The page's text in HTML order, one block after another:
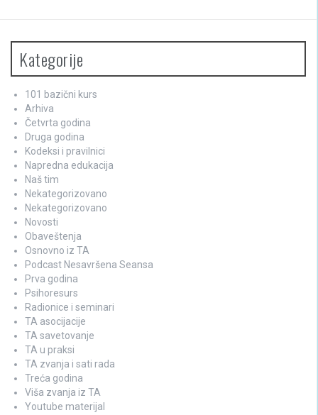
Kategorije
101 bazični kurs
Arhiva
Četvrta godina
Druga godina
Kodeksi i pravilnici
Napredna edukacija
Naš tim
Nekategorizovano
Nekategorizovano
Novosti
Obaveštenja
Osnovno iz TA
Podcast Nesavršena Seansa
Prva godina
Psihoresurs
Radionice i seminari
TA asocijacije
TA savetovanje
TA u praksi
TA zvanja i sati rada
Treća godina
Viša zvanja iz TA
Youtube materijal